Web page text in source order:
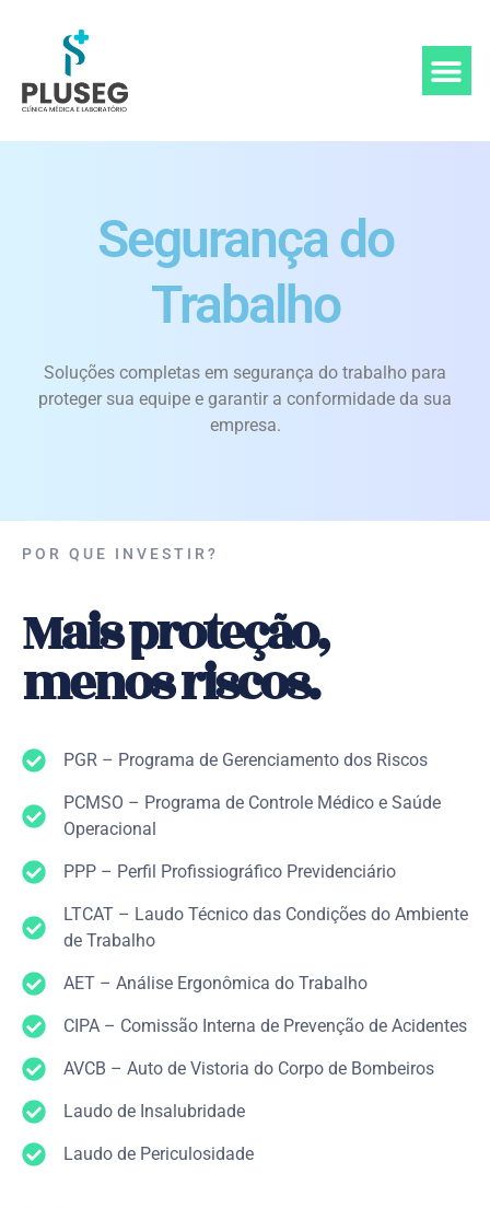
Segurança do
Trabalho
Soluções completas em segurança do trabalho para
proteger sua equipe e garantir a conformidade da sua
empresa.
POR QUE INVESTIR?
Mais proteção,
menos riscos.
PGR – Programa de Gerenciamento dos Riscos
PCMSO – Programa de Controle Médico e Saúde
Operacional
PPP – Perfil Profissiográfico Previdenciário
LTCAT – Laudo Técnico das Condições do Ambiente
de Trabalho
AET – Análise Ergonômica do Trabalho
CIPA – Comissão Interna de Prevenção de Acidentes
AVCB – Auto de Vistoria do Corpo de Bombeiros
Laudo de Insalubridade
Laudo de Periculosidade